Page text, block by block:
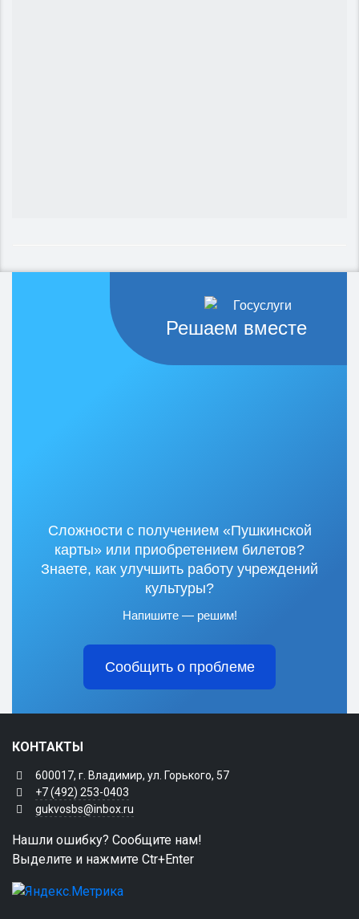
Решаем вместе
Сложности с получением «Пушкинской
карты» или приобретением билетов?
Знаете, как улучшить работу учреждений
культуры?
Напишите — решим!
Сообщить о проблеме
КОНТАКТЫ
600017, г. Владимир, ул. Горького, 57
+7 (492) 253-0403
gukvosbs@inbox.ru
Нашли ошибку? Сообщите нам!
Выделите и нажмите Ctr+Enter